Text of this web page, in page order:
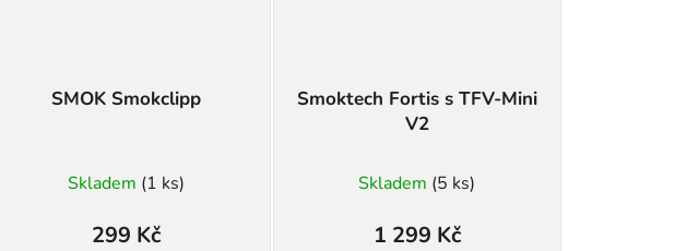
SMOK Smokclipp
Skladem (1 ks)
299 Kč
Smoktech Fortis s TFV-Mini
V2
hodnocení
produktu
Skladem (5 ks)
1 299 Kč